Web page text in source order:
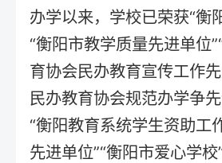
办学以来，学校已荣获“衡
“衡阳市教学质量先进单位
育协会民办教育宣传工作
民办教育协会规范办学争
“衡阳教育系统学生资助工
先进单位”“衡阳市爱心学